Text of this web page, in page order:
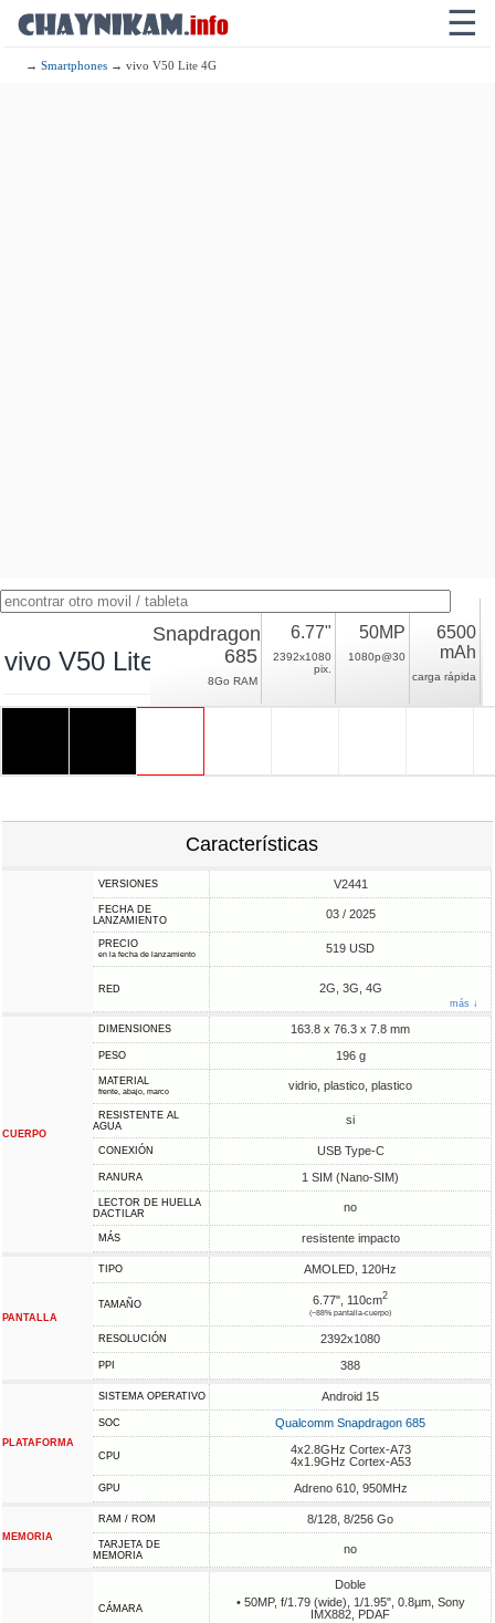
☰
→Smartphones → vivo V50 Lite 4G
vivo V50 Lite 4G
Snapdragon
685
8Go RAM
6.77"
2392x1080
pix.
50MP
1080p@30
6500
mAh
carga rápida
Características
VERSIONES V2441
FECHA DE
LANZAMIENTO
03 / 2025
PRECIO
en la fecha de lanzamiento 519 USD
RED 2G, 3G, 4G
más ↓
CUERPO
DIMENSIONES 163.8 x 76.3 x 7.8 mm
PESO 196 g
MATERIAL
frente, abajo, marco vidrio, plastico, plastico
RESISTENTE AL
AGUA
si
CONEXIÓN USB Type-C
RANURA 1 SIM (Nano-SIM)
LECTOR DE HUELLA
DACTILAR
no
MÁS resistente impacto
PANTALLA
TIPO AMOLED, 120Hz
TAMAÑO 6.77", 110cm2
(~88% pantalla-cuerpo)
RESOLUCIÓN 2392x1080
PPI 388
PLATAFORMA
SISTEMA OPERATIVO Android 15
SOC Qualcomm Snapdragon 685
CPU
4x2.8GHz Cortex-A73
4x1.9GHz Cortex-A53
GPU Adreno 610, 950MHz
MEMORIA
RAM / ROM 8/128, 8/256 Go
TARJETA DE
MEMORIA
no
CÁMARA
Doble
• 50MP, f/1.79 (wide), 1/1.95", 0.8µm, Sony
IMX882, PDAF